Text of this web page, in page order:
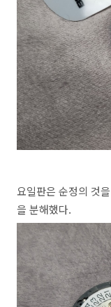
요일판은 순정의 것
을 분해했다.